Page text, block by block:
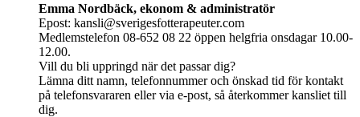
Emma Nordbäck, ekonom & administratör
Epost: kansli@sverigesfotterapeuter.com
Medlemstelefon 08-652 08 22 öppen helgfria onsdagar 10.00-
12.00.
Vill du bli uppringd när det passar dig?
Lämna ditt namn, telefonnummer och önskad tid för kontakt
på telefonsvararen eller via e-post, så återkommer kansliet till
dig.